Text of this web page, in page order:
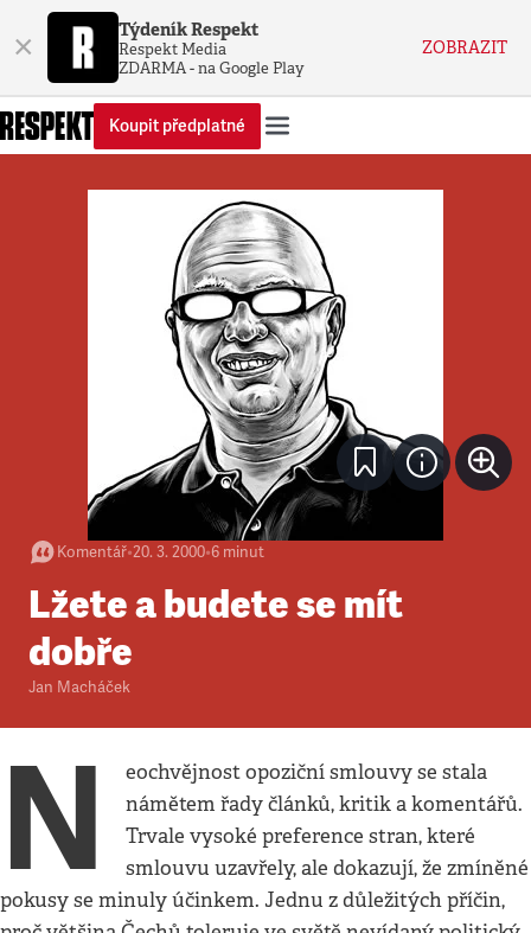
× Týdeník Respekt
Respekt Media
ZDARMA - na Google Play
ZOBRAZIT
Koupit předplatné
Komentář•20. 3. 2000•6 minut
Lžete a budete se mít
dobře
Jan Macháček
N
eochvějnost opoziční smlouvy se stala
námětem řady článků, kritik a komentářů.
Trvale vysoké preference stran, které
smlouvu uzavřely, ale dokazují, že zmíněné
pokusy se minuly účinkem. Jednu z důležitých příčin,